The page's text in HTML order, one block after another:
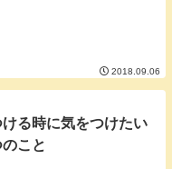
2018.09.06
る時に気をつけたい
こと